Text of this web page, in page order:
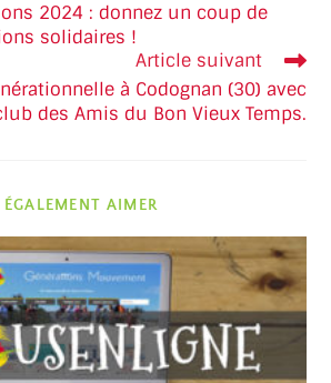
2024 : donnez un coup de
solidaires !
Article suivant
à Codognan (30) avec
des Amis du Bon Vieux Temps.
AIMER